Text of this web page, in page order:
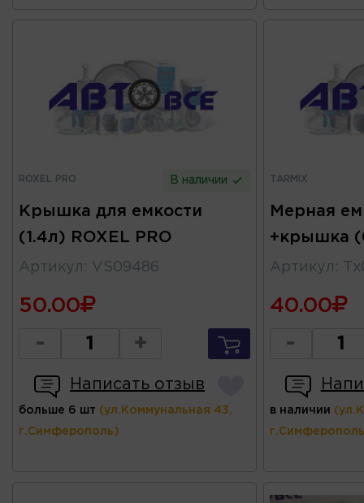
ROXEL PRO В наличии
Крышка для емкости
(1.4л) ROXEL PRO
Артикул : VS09486
50.00
- +
Написать отзыв
больше 6 шт (ул.Коммунальная 43,
г.Симферополь)
TARMIX
Мерная
+крышка
Артикул :
40.00
-
в наличии